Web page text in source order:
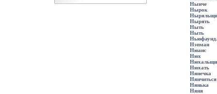
Нынче
Нырок
Нырять
Ныть
Ныть
Нэпман
Нюанс
Нюх
Нюхать
Нянечка
Нянчиться
Нянька
Няня